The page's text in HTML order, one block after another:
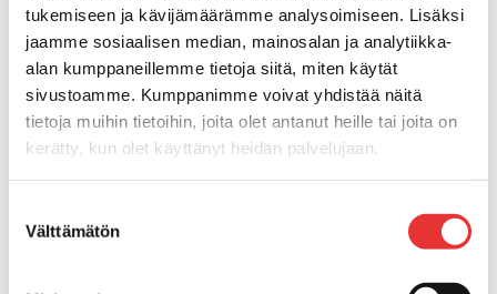
tukemiseen ja kävijämäärämme analysoimiseen. Lisäksi
jaamme sosiaalisen median, mainosalan ja analytiikka-
alan kumppaneillemme tietoja siitä, miten käytät
sivustoamme. Kumppanimme voivat yhdistää näitä
tietoja muihin tietoihin, joita olet antanut heille tai joita on
kerätty, kun olet käyttänyt heidän palvelujaan.
valinta
Välttämätön
Puskulevyt
Rengas/Vannesetit
Työvalot
Vinssit
Piha ja puutarha
STIGA ajoleikkurit
STIGA ruohonleikkurit
STIGA pienkoneet